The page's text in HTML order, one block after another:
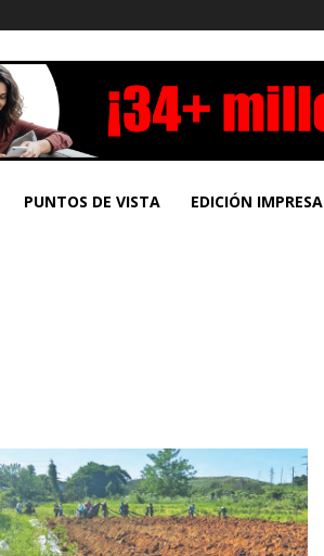
PUNTOS DE VISTA EDICIÓN IMPRESA